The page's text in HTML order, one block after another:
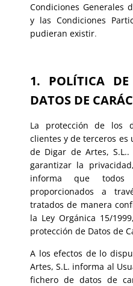
Condiciones Generales
y las Condiciones
pudieran existir.
1. POLÍTICA DE
DATOS DE
La protección de los
clientes y de terceros es
de Digar de Artes,
garantizar la
informa que todos
proporcionados a
tratados de manera
la Ley Orgánica 15/
protección de Datos de
A los efectos de lo
Artes, S.L. informa al
fichero de datos de